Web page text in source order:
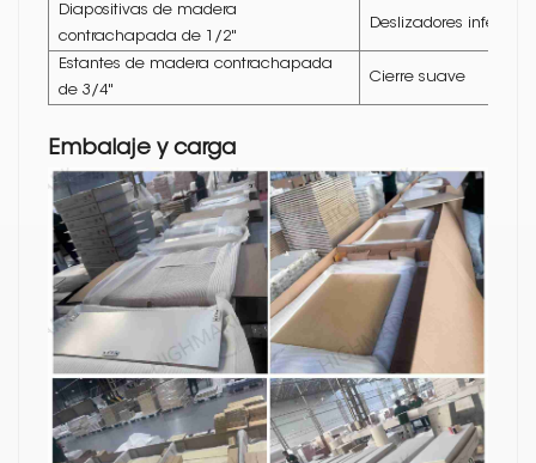
Diapositivas de madera
contrachapada de 1/2"
Deslizadores
Estantes de madera contrachapada
de 3/4"
Cierre suave
Embalaje y carga